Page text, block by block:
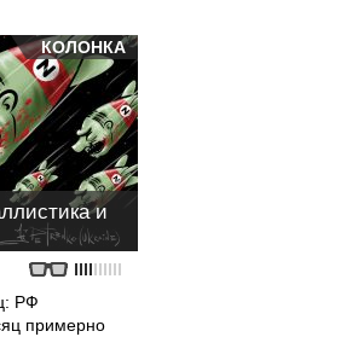
КОЛОНКА
и
РФ
примерно